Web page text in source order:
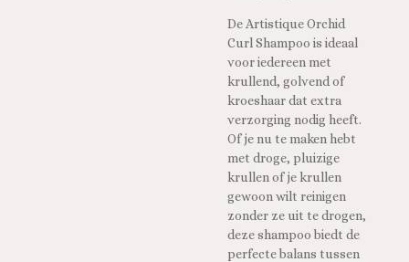
De Artistique Orchid
Curl Shampoo is ideaal
voor iedereen met
krullend, golvend of
kroeshaar dat extra
verzorging nodig heeft.
Of je nu te maken hebt
met droge, pluizige
krullen of je krullen
gewoon wilt reinigen
zonder ze uit te drogen,
deze shampoo biedt de
perfecte balans tussen